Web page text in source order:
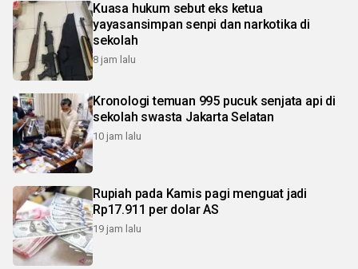
Kuasa hukum sebut eks ketua
yayasansimpan senpi dan narkotika di
sekolah
8 jam lalu
Kronologi temuan 995 pucuk senjata api di
sekolah swasta Jakarta Selatan
10 jam lalu
Rupiah pada Kamis pagi menguat jadi
Rp17.911 per dolar AS
19 jam lalu